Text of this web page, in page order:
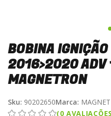
BOBINA
2016>2020
MAGNETRON
Sku: 90202650Marca:
(0